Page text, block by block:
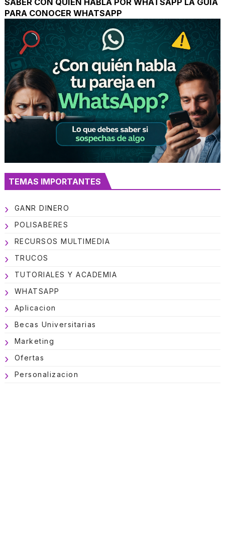
PARA CONOCER WHATSAPP
TEMAS IMPORTANTES
GANR DINERO
POLISABERES
RECURSOS MULTIMEDIA
TRUCOS
TUTORIALES Y ACADEMIA
WHATSAPP
Aplicacion
Becas Universitarias
Marketing
Ofertas
Personalizacion